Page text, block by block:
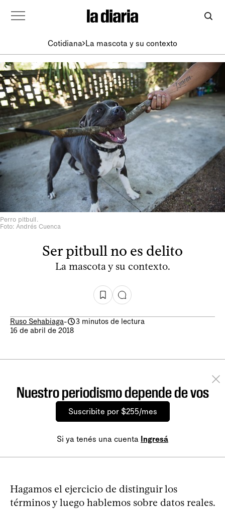
Cotidiana La mascota y su contexto
Perro pitbull.
Foto: Andrés Cuenca
Ser pitbull no es delito
La mascota y su contexto.
Ruso Sehabiaga-
3 minutos de lectura
16 de abril de 2018
Nuestro periodismo depende de vos
Suscribite por $255/mes
Si ya tenés una cuenta Ingresá
Hagamos el ejercicio de distinguir los
términos y luego hablemos sobre datos reales.